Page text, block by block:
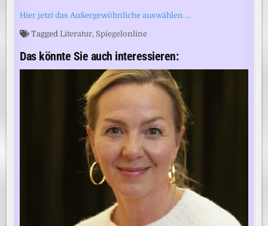
Hier jetzt das Außergewöhnliche auswählen …
TaggedLiteratur, Spiegelonline
Das könnte Sie auch interessieren: